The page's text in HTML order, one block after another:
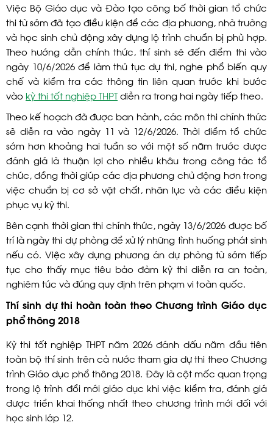
Việc Bộ Giáo dục và Đào tạo công bố thời gian tổ chức
thi từ sớm đã tạo điều kiện để các địa phương, nhà trường
và học sinh chủ động xây dựng lộ trình chuẩn bị phù hợp.
Theo hướng dẫn chính thức, thí sinh sẽ đến điểm thi vào
ngày 10/6/2026 để làm thủ tục dự thi, nghe phổ biến quy
chế và kiểm tra các thông tin liên quan trước khi bước
vào kỳ thi tốt nghiệp THPTdiễn ra trong hai ngày tiếp theo.
Theo kế hoạch đã được ban hành, các môn thi chính thức
sẽ diễn ra vào ngày 11 và 12/6/2026. Thời điểm tổ chức
sớm hơn khoảng hai tuần so với một số năm trước được
đánh giá là thuận lợi cho nhiều khâu trong công tác tổ
chức, đồng thời giúp các địa phương chủ động hơn trong
việc chuẩn bị cơ sở vật chất, nhân lực và các điều kiện
phục vụ kỳ thi.
Bên cạnh thời gian thi chính thức, ngày 13/6/2026 được bố
trí là ngày thi dự phòng để xử lý những tình huống phát sinh
nếu có. Việc xây dựng phương án dự phòng từ sớm tiếp
tục cho thấy mục tiêu bảo đảm kỳ thi diễn ra an toàn,
nghiêm túc và đúng quy định trên phạm vi toàn quốc.
Thí sinh dự thi hoàn toàn theo Chương trình Giáo dục
phổ thông 2018
Kỳ thi tốt nghiệp THPT năm 2026 đánh dấu năm đầu tiên
toàn bộ thí sinh trên cả nước tham gia dự thi theo Chương
trình Giáo dục phổ thông 2018. Đây là cột mốc quan trọng
trong lộ trình đổi mới giáo dục khi việc kiểm tra, đánh giá
được triển khai thống nhất theo chương trình mới đối với
học sinh lớp 12.